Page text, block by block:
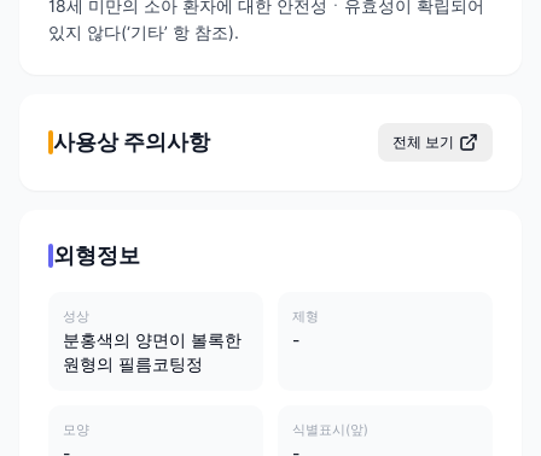
18세 미만의 소아 환자에 대한 안전성ㆍ유효성이 확립되어
있지 않다(‘기타’ 항 참조).
사용상 주의사항 전체 보기
외형정보
성상
분홍색의 양면이 볼록한
원형의 필름코팅정
제형
-
모양 식별표시(앞)